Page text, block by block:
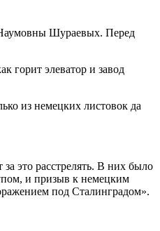
Наумовны Шураевых. Перед
горит элеватор и завод
из немецких листовок да
это расстрелять. В них было
и призыв к немецким
под Сталинградом».